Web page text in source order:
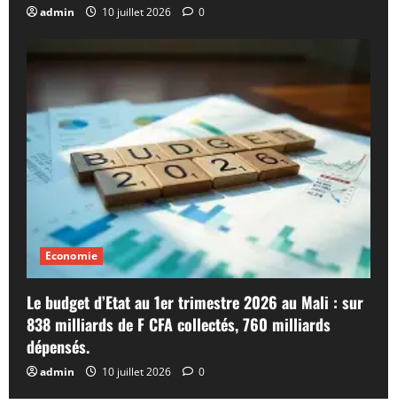
admin 10 juillet 2026 0
Economie
Le budget d’Etat au 1er trimestre 2026 au Mali : sur
838 milliards de F CFA collectés, 760 milliards
dépensés.
admin 10 juillet 2026 0